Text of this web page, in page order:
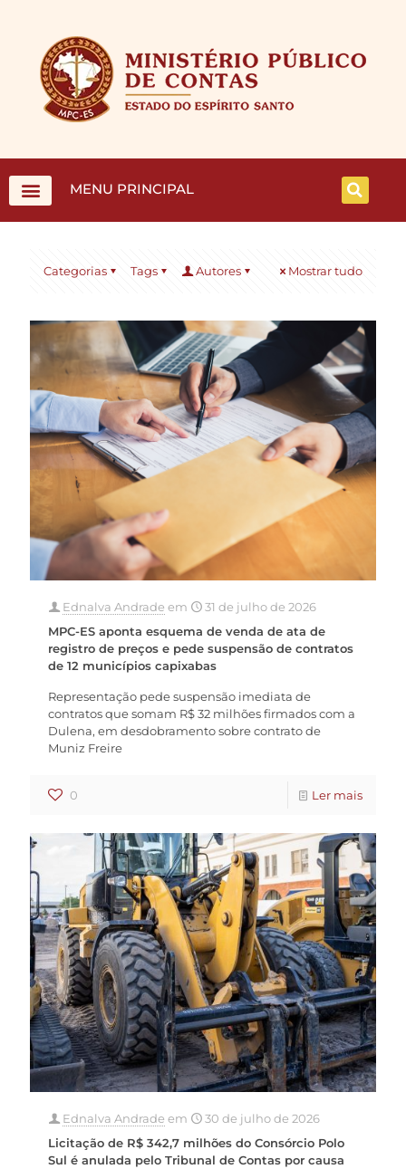
MENU PRINCIPAL
Categorias Tags Autores Mostrar tudo
Ednalva Andrade em
31 de julho de 2026
MPC-ES aponta esquema de venda de ata de
registro de preços e pede suspensão de contratos
de 12 municípios capixabas
Representação pede suspensão imediata de
contratos que somam R$ 32 milhões firmados com a
Dulena, em desdobramento sobre contrato de
Muniz Freire
0 Ler mais
Ednalva Andrade em
30 de julho de 2026
Licitação de R$ 342,7 milhões do Consórcio Polo
Sul é anulada pelo Tribunal de Contas por causa